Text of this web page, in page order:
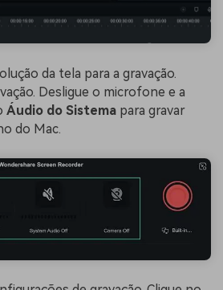
da tela para a gravação.
Desligue o microfone e a
Áudio do Sistema para gravar
do Mac.